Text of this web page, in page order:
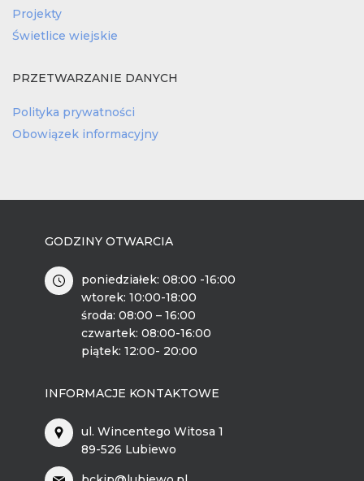
Projekty
Świetlice wiejskie
PRZETWARZANIE DANYCH
Polityka prywatności
Obowiązek informacyjny
GODZINY OTWARCIA
poniedziałek: 08:00 -16:00
wtorek: 10:00-18:00
środa: 08:00 – 16:00
czwartek: 08:00-16:00
piątek: 12:00- 20:00
INFORMACJE KONTAKTOWE
ul. Wincentego Witosa 1
89-526 Lubiewo